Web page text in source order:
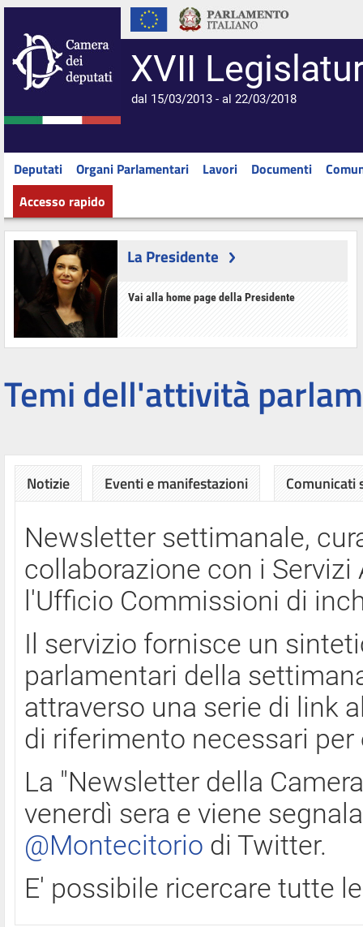
XVII
dal 15/03/2013 - al 22/03/2018
Deputati Organi Parlamentari Lavori Documenti
Accesso rapido
La Presidente
Vai alla home page della Presidente
Temi dell'attività
Notizie Eventi e manifestazioni Comunicati
Newsletter settimanale,
collaborazione con i
l'Ufficio Commissioni di
Il servizio fornisce un
parlamentari della
attraverso una serie di link
di riferimento necessari
La "Newsletter della
venerdì sera e viene
@Montecitorio di Twitter.
E' possibile ricercare tutte